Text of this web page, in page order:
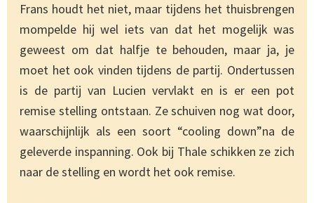
Frans houdt het niet, maar tijdens het thuisbrengen
mompelde hij wel iets van dat het mogelijk was
geweest om dat halfje te behouden, maar ja, je
moet het ook vinden tijdens de partij. Ondertussen
is de partij van Lucien vervlakt en is er een pot
remise stelling ontstaan. Ze schuiven nog wat door,
waarschijnlijk als een soort “cooling down”na de
geleverde inspanning. Ook bij Thale schikken ze zich
naar de stelling en wordt het ook remise.